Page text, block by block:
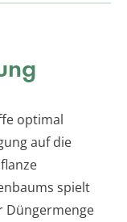
optimal
auf die
spielt
Düngermenge